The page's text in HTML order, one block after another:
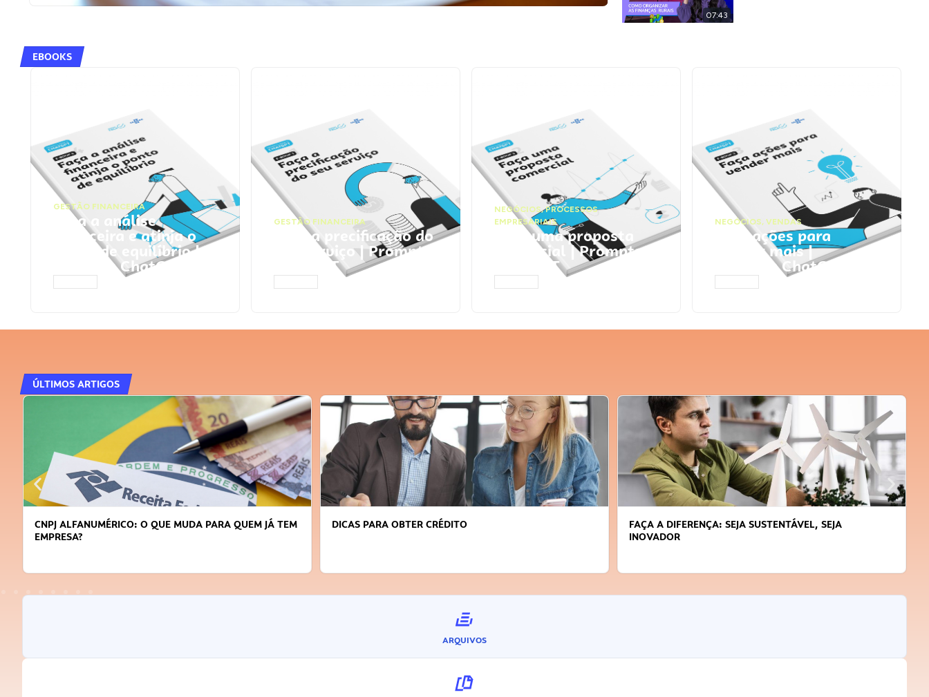
07:43
EBOOKS
GESTÃO FINANCEIRA
Faça a análise
financeira e atinja o
ponto de equilíbrio |
Prompts ChatGPT
GESTÃO FINANCEIRA
Faça a precificação do
seu serviço | Prompts
ChatGPT
NEGÓCIOS,PROCESSOS
EMPRESARIAIS
Faça uma proposta
comercial | Prompts
ChatGPT
NEGÓCIOS, VENDAS
Faça ações para
vender mais |
Prompts ChatGPT
ÚLTIMOS ARTIGOS
DICAS PARA OBTER CRÉDITO
FAÇA A DIFERENÇA: SEJA SUSTENTÁVEL, SEJA
APRENDA A GERENCIAR O SEU TEMPO
ARQUIVOS